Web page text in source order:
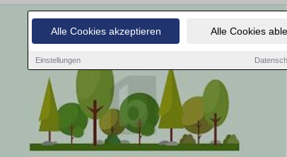
Alle Cookies akzeptieren Alle Cookies
Einstellungen